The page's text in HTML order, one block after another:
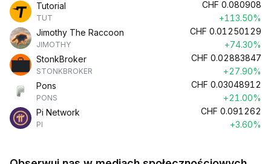
Tutorial
TUT
CHF 0.080908
+113.50%
Jimothy The Raccoon
JIMOTHY
CHF 0.01250129
+74.30%
StonkBroker
STONKBROKER
CHF 0.02883847
+27.90%
Pons
PONS
CHF 0.03048912
+21.00%
Pi Network
PI
CHF 0.091262
+3.60%